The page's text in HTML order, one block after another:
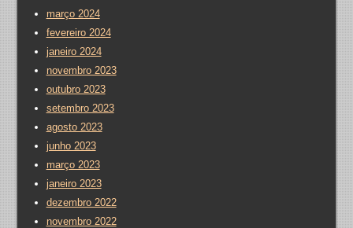
março 2024
fevereiro 2024
janeiro 2024
novembro 2023
outubro 2023
setembro 2023
agosto 2023
junho 2023
março 2023
janeiro 2023
dezembro 2022
novembro 2022